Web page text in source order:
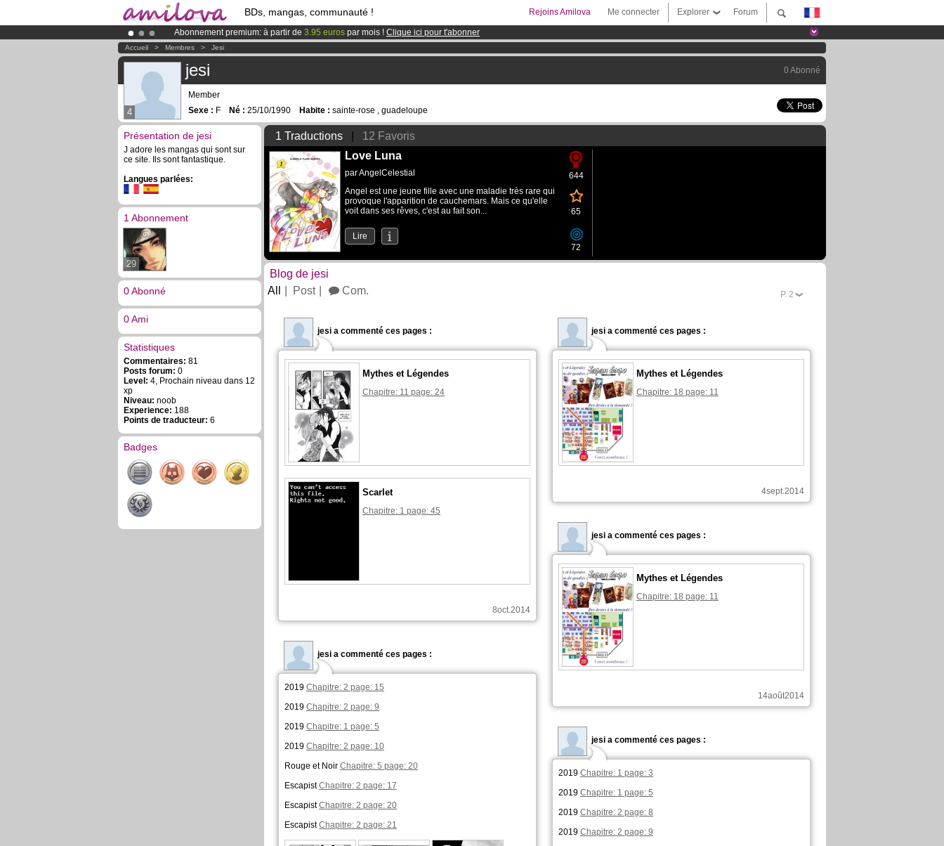
BDs, mangas, communauté ! Forum
Explorer
Me connecter
Rejoins Amilova
Abonnement premium: à partir de 3.95 euros par mois ! Clique ici pour t'abonner
LeKickstarter Amilova est désormais lancé!.
Déjà 100000membreset 1000BDs & Mangas!
Accueil > Membres > Jesi
0 Abonné
4
jesi
Member
Sexe : F Né : 25/10/1990 Habite : sainte-rose , guadeloupe
Présentation de jesi
J adore les mangas qui sont sur
ce site. Ils sont fantastique.
Langues parlées:
1 Abonnement
29
0 Abonné
0 Ami
Statistiques
Commentaires: 81
Posts forum: 0
Level: 4, Prochain niveau dans 12
xp
Niveau: noob
Experience: 188
Points de traducteur: 6
Badges
1 Traductions 12 Favoris
644
65
72
Love Luna
parAngelCelestial
Angel est une jeune fille avec une maladie très rare qui
provoque l'apparition de cauchemars. Mais ce qu'elle
voit dans ses rêves, c'est au fait son...
Lire
Blog de jesi
P. 2
All Post Com.
jesi a commenté ces pages :
Mythes et Légendes
Chapitre: 11 page: 24
Scarlet
Chapitre: 1 page: 45
8oct.2014
jesi a commenté ces pages :
Mythes et Légendes
Chapitre: 18 page: 11
4sept.2014
jesi a commenté ces pages :
Mythes et Légendes
Chapitre: 18 page: 11
14août2014
jesi a commenté ces pages :
2019 Chapitre: 2 page: 15
2019 Chapitre: 2 page: 9
2019 Chapitre: 1 page: 5
2019 Chapitre: 2 page: 10
Rouge et Noir Chapitre: 5 page: 20
EscapistChapitre: 2 page: 17
EscapistChapitre: 2 page: 20
EscapistChapitre: 2 page: 21
jesi a commenté ces pages :
2019 Chapitre: 1 page: 3
2019 Chapitre: 1 page: 5
2019 Chapitre: 2 page: 8
2019 Chapitre: 2 page: 9